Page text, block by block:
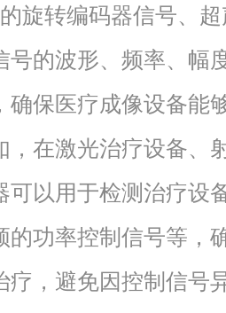
旋转编码器信号、
号的波形、频率、幅
确保医疗成像设备
，在激光治疗设备、
可以用于检测治疗设
的功率控制信号等，
疗，避免因控制信号